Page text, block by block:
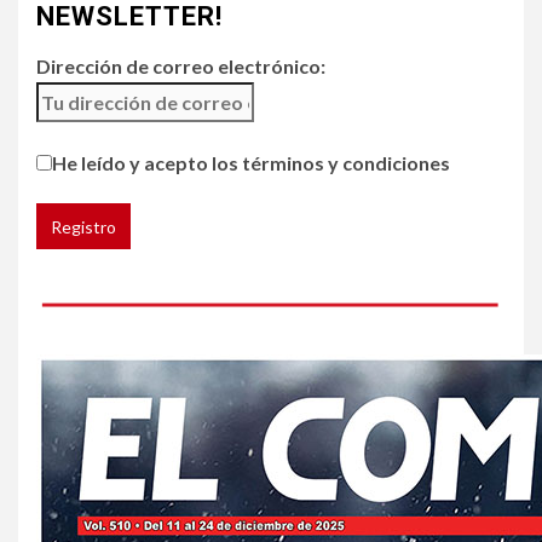
jalapeños de varios
5
HOGAR Y SALUD
Generación Z ignora riesgo
de cáncer al broncearse
NEWSLETTER!
Dirección de correo electrónico:
He leído y acepto los términos y condiciones